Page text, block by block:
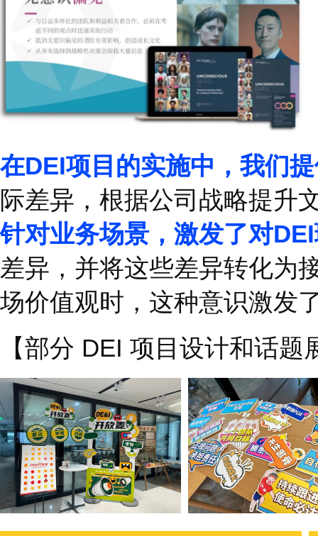
【 了解更多内容：无意